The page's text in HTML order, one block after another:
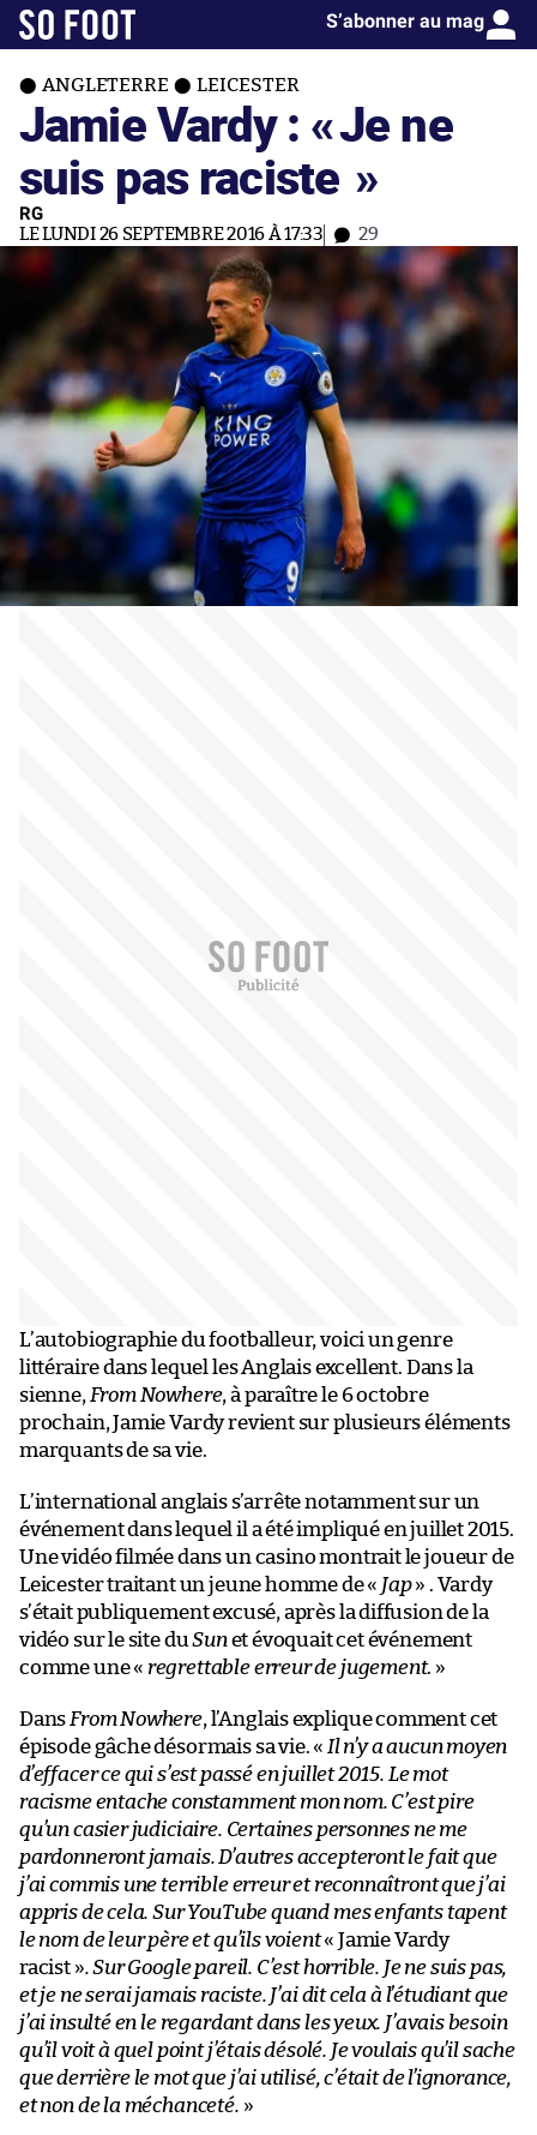
S’abonner au mag
ANGLETERRE LEICESTER
Jamie Vardy : «Je ne
suis pas raciste »
RG
LE LUNDI 26 SEPTEMBRE 2016 À 17:33 29
L’autobiographie du footballeur, voici un genre
littéraire dans lequel les Anglais excellent. Dans la
sienne, From Nowhere, à paraître le 6 octobre
prochain, Jamie Vardy revient sur plusieurs éléments
marquants de sa vie.
L’international anglais s’arrête notamment sur un
événement dans lequel il a été impliqué en juillet 2015.
Une vidéo filmée dans un casino montrait le joueur de
Leicester traitant un jeune homme de « Jap» . Vardy
s’était publiquement excusé, après la diffusion de la
vidéo sur le site duSunet évoquait cet événement
comme une « regrettable erreur de jugement. »
Dans From Nowhere, l’Anglais explique comment cet
épisode gâche désormais sa vie. « Il n’y a aucun moyen
d’effacer ce qui s’est passé en juillet 2015. Le mot
racisme entache constamment mon nom. C’est pire
qu’un casier judiciaire. Certaines personnes ne me
pardonneront jamais. D’autres accepteront le fait que
j’ai commis une terrible erreur et reconnaîtront que j’ai
appris de cela. Sur YouTube quand mes enfants tapent
le nom de leur père et qu’ils voient« Jamie Vardy
racist ». Sur Google pareil. C’est horrible. Je ne suis pas,
et je ne serai jamais raciste. J’ai dit cela à l’étudiant que
j’ai insulté en le regardant dans les yeux. J’avais besoin
qu’il voit à quel point j’étais désolé. Je voulais qu’il sache
que derrière le mot que j’ai utilisé, c’était de l’ignorance,
et non de la méchanceté. »